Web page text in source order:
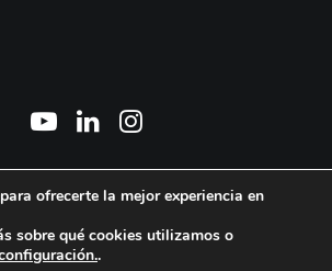
All Rights Reserved ǀAviso Legal y Política de
Política de cookiesǀ © Foto: David Marcos
ofrecerte la mejor experiencia en
sobre qué cookies utilizamos o
.